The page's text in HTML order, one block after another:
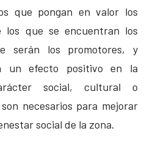
que pongan en valor los
los que se encuentran los
serán los promotores, y
un efecto positivo en la
social, cultural o
necesarios para mejorar
social de la zona.